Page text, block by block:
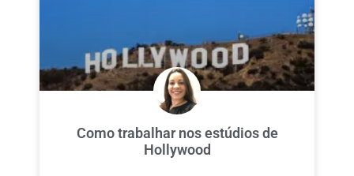
Como trabalhar nos estúdios de
Hollywood